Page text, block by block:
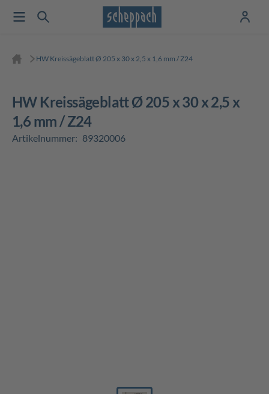
HW Kreissägeblatt Ø 205 x 30 x 2,5 x 1,6 mm / Z24
HW Kreissägeblatt Ø 205 x 30 x 2,5 x
1,6 mm / Z24
Artikelnummer: 89320006